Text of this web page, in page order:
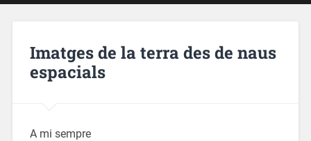
Imatges de la terra des de naus
espacials
A mi sempre